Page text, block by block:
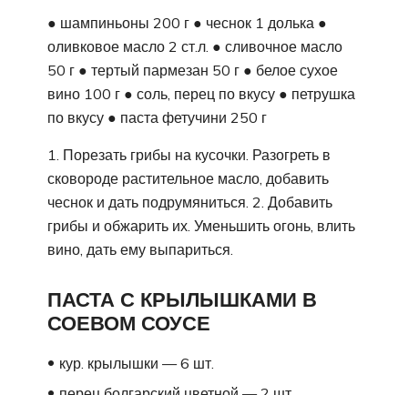
● шампиньоны 200 г ● чеснок 1 долька ●
оливковое масло 2 ст.л. ● сливочное масло
50 г ● тертый пармезан 50 г ● белое сухое
вино 100 г ● соль, перец по вкусу ● петрушка
по вкусу ● паста фетучини 250 г
1. Порезать грибы на кусочки. Разогреть в
сковороде растительное масло, добавить
чеснок и дать подрумяниться. 2. Добавить
грибы и обжарить их. Уменьшить огонь, влить
вино, дать ему выпариться.
ПАСТА С КРЫЛЫШКАМИ В
СОЕВОМ СОУСЕ
кур. крылышки — 6 шт.